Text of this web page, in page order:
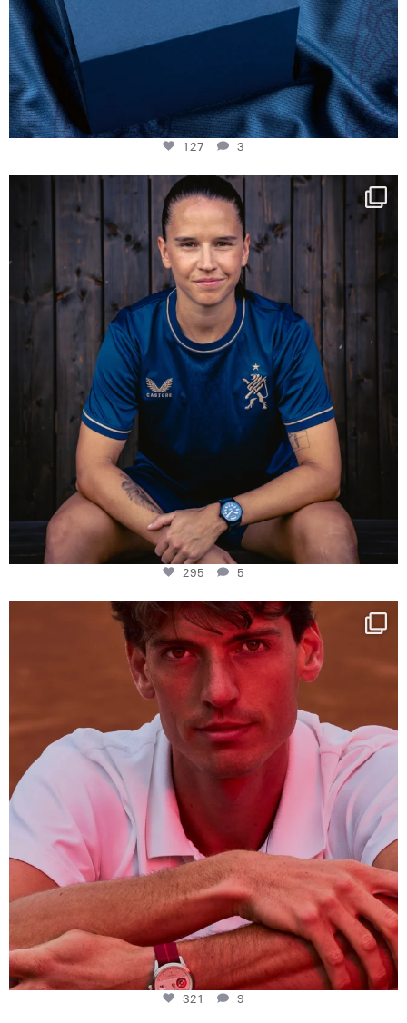
127 3
NIE USENAND GAH
Some anniversaries
295
5
295 5
One last dance at home
This week at...
321
9
321 9